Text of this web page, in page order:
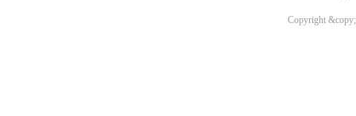
Copyright